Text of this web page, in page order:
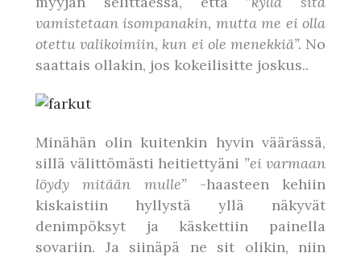
vamistetaan isompanakin, mutta me ei olla
otettu valikoimiin, kun ei ole menekkiä”. No
saattais ollakin, jos kokeilisitte joskus..
Minähän olin kuitenkin hyvin väärässä,
sillä välittömästi heitiettyäni ”ei varmaan
löydy mitään mulle”-haasteen kehiin
kiskaistiin hyllystä yllä näkyvät
denimpöksyt ja käskettiin painella
sovariin. Ja siinäpä ne sit olikin, niin